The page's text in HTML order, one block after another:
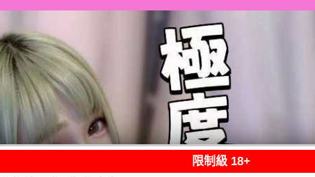
限制級 18+